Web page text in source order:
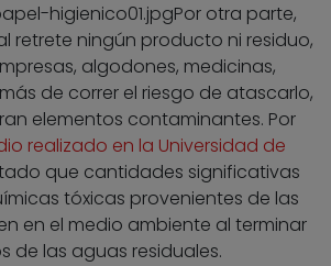
higienico01.jpgPor otra parte,
retrete ningún producto ni residuo,
algodones, medicinas,
de correr el riesgo de atascarlo,
elementos contaminantes. Por
realizado en la Universidad de
que cantidades significativas
tóxicas provenientes de las
en el medio ambiente al terminar
de las aguas residuales.